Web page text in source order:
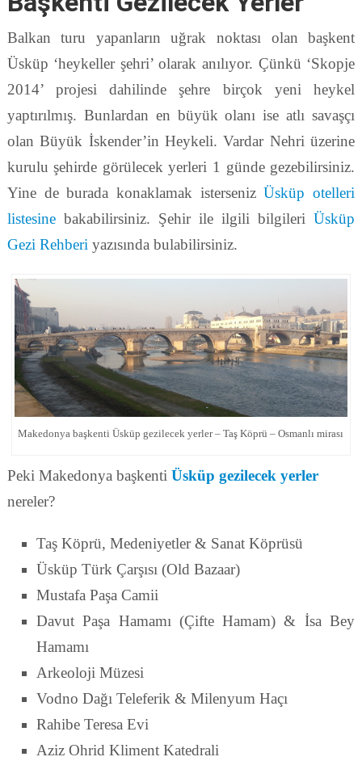
Balkan turu yapanların uğrak noktası olan başkent
Üsküp ‘heykeller şehri’ olarak anılıyor. Çünkü ‘Skopje
2014’ projesi dahilinde şehre birçok yeni heykel
yaptırılmış. Bunlardan en büyük olanı ise atlı savaşçı
olan Büyük İskender’in Heykeli. Vardar Nehri üzerine
kurulu şehirde görülecek yerleri 1 günde gezebilirsiniz.
Yine de burada konaklamak istersenizÜsküp otelleri
listesinebakabilirsiniz. Şehir ile ilgili bilgileriÜsküp
Gezi Rehberi yazısında bulabilirsiniz.
Makedonya başkenti Üsküp gezilecek yerler – Taş Köprü – Osmanlı mirası
Peki Makedonya başkenti Üsküp gezilecek yerler
nereler?
Taş Köprü, Medeniyetler & Sanat Köprüsü
Üsküp Türk Çarşısı (Old Bazaar)
Mustafa Paşa Camii
Davut Paşa Hamamı (Çifte Hamam) & İsa Bey
Hamamı
Arkeoloji Müzesi
Vodno Dağı Teleferik & Milenyum Haçı
Rahibe Teresa Evi
Aziz Ohrid Kliment Katedrali